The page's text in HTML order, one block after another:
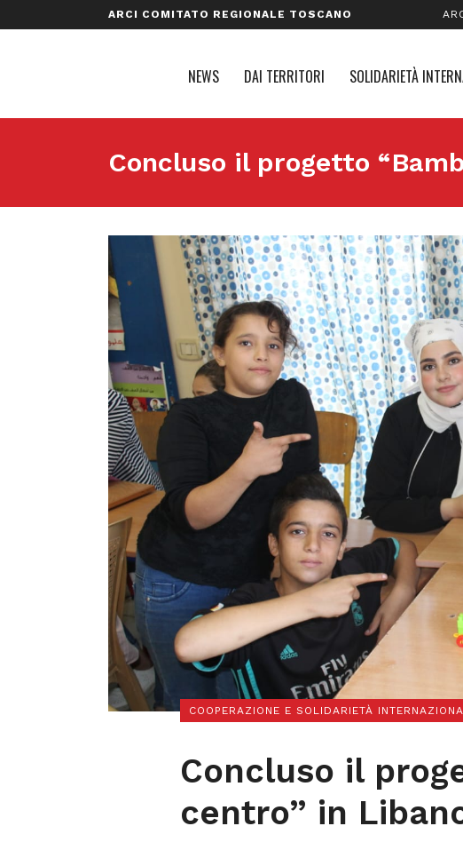
ARCI COMITATO REGIONALE TOSCANO
NEWS DAI TERRITORI SOLIDARIETÀ
Concluso il progetto
COOPERAZIONE E SOLIDARIETÀ
Concluso il
centro” in